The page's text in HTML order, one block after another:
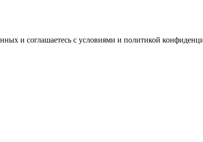
и соглашаетесь с условиями и политикой